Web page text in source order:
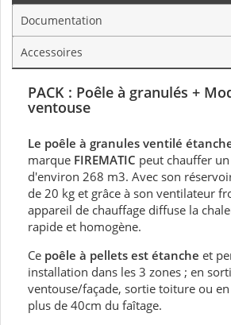
Documentation
Accessoires
PACK : Poêle à granulés +
ventouse
Le poêle à granules ventilé
marque FIREMATIC peut chauffer
d'environ 268 m3. Avec son
de 20 kg et grâce à son ventilateur
appareil de chauffage diffuse la
rapide et homogène.
Ce poêle à pellets est étanche et
installation dans les 3 zones ; en
ventouse/façade, sortie toiture ou
plus de 40cm du faîtage.